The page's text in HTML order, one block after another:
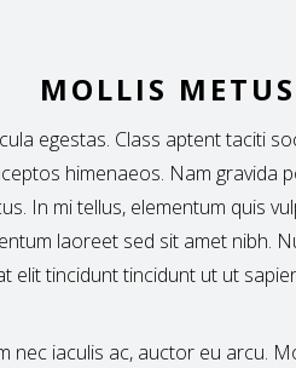
MOLLIS
egestas. Class aptent taciti
himenaeos. Nam gravida
In mi tellus, elementum quis
laoreet sed sit amet nibh.
elit tincidunt tincidunt ut ut
nec iaculis ac, auctor eu arcu.